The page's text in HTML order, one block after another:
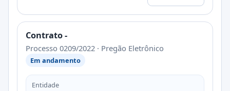
Contrato -
Processo 0209/2022 · Pregão Eletrônico
Em andamento
Entidade